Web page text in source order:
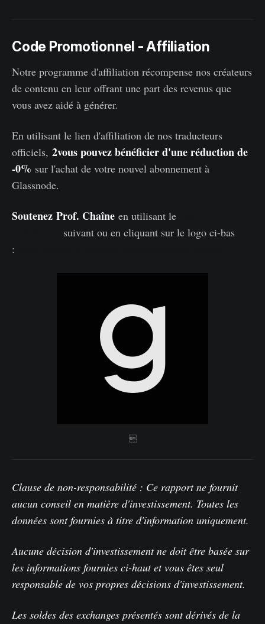
Code Promotionnel - Affiliation
Notre programme d'affiliation récompense nos créateurs
de contenu en leur offrant une part des revenus que
vous avez aidé à générer.
En utilisant le lien d'affiliation de nos traducteurs
officiels, 2vous pouvez bénéficier d'une réduction de
-0% sur l'achat de votre nouvel abonnement à
Glassnode.
Soutenez Prof. Chaîne en utilisant le
suivant ou en cliquant sur le logo ci-bas
:

Clause de non-responsabilité : Ce rapport ne fournit
aucun conseil en matière d'investissement. Toutes les
données sont fournies à titre d'information uniquement.
Aucune décision d'investissement ne doit être basée sur
les informations fournies ci-haut et vous êtes seul
responsable de vos propres décisions d'investissement.
Les soldes des exchanges présentés sont dérivés de la